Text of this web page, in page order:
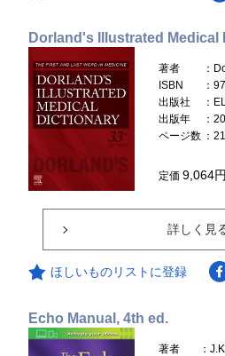
Dorland's Illustrated Medical
著者
：
ISBN
：
出版社
：
出版年
：
ページ数 ：
定価9,064
詳しく見
ほしいものリストに登録
Echo Manual, 4th ed.
著者
：